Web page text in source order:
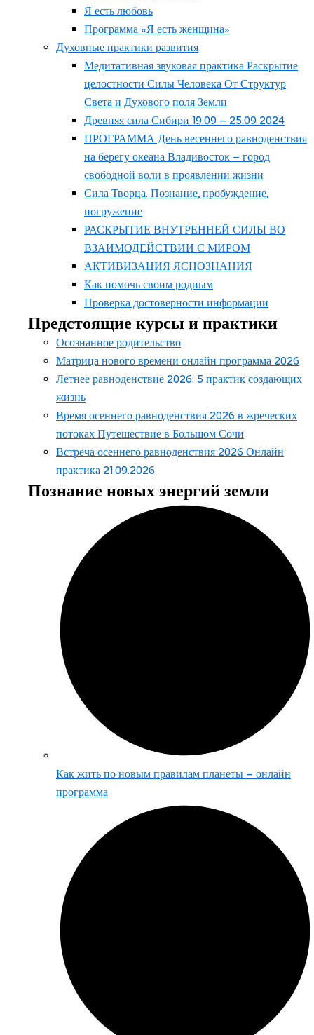
Я есть любовь
Программа «Я есть женщина»
Духовные практики развития
Медитативная звуковая практика Раскрытие
целостности Силы Человека От Структур
Света и Духового поля Земли
Древняя сила Сибири 19.09 – 25.09 2024
ПРОГРАММА День весеннего равноденствия
на берегу океана Владивосток – город
свободной воли в проявлении жизни
Сила Творца. Познание, пробуждение,
погружение
РАСКРЫТИЕ ВНУТРЕННЕЙ СИЛЫ ВО
ВЗАИМОДЕЙСТВИИ С МИРОМ
АКТИВИЗАЦИЯ ЯСНОЗНАНИЯ
Как помочь своим родным
Проверка достоверности информации
Предстоящие курсы и практики
Осознанное родительство
Матрица нового времени онлайн программа 2026
Летнее равноденствие 2026: 5 практик создающих
жизнь
Время осеннего равноденствия 2026 в жреческих
потоках Путешествие в Большом Сочи
Встреча осеннего равноденствия 2026 Онлайн
практика 21.09.2026
Познание новых энергий земли
Как жить по новым правилам планеты – онлайн
программа